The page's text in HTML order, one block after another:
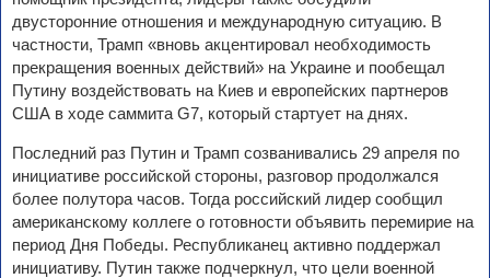
двусторонние отношения и международную ситуацию. В
частности, Трамп «вновь акцентировал необходимость
прекращения военных действий» на Украине и пообещал
Путину воздействовать на Киев и европейских партнеров
США в ходе саммита G7, который стартует на днях.
Последний раз Путин и Трамп созванивались 29 апреля по
инициативе российской стороны, разговор продолжался
более полутора часов. Тогда российский лидер сообщил
американскому коллеге о готовности объявить перемирие на
период Дня Победы. Республиканец активно поддержал
инициативу. Путин также подчеркнул, что цели военной